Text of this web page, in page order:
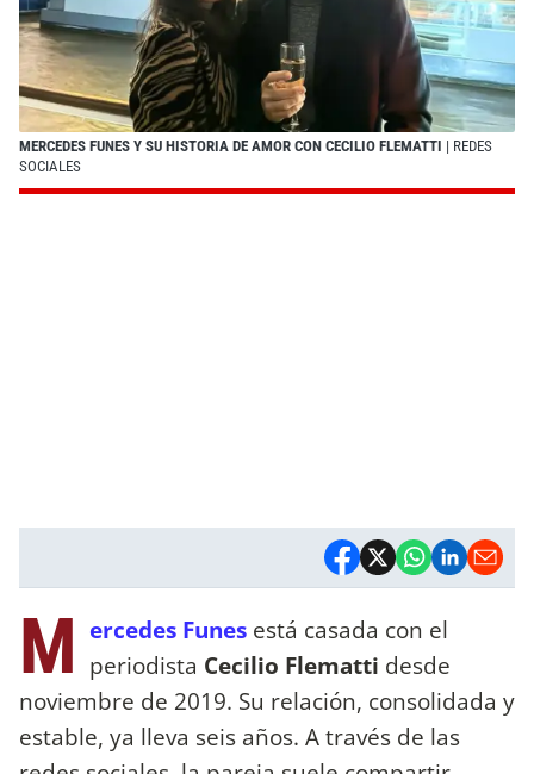
MERCEDES FUNES Y SU HISTORIA DE AMOR CON CECILIO FLEMATTI | REDES
SOCIALES
M ercedes Funes está casada con el
periodista Cecilio Flematti desde
noviembre de 2019. Su relación, consolidada y
estable, ya lleva seis años. A través de las